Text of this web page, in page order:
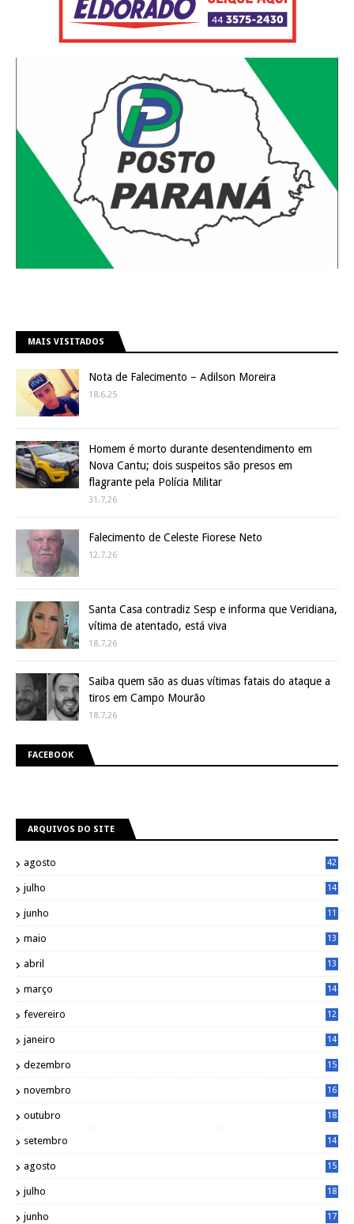
MAIS VISITADOS
Nota de Falecimento – Adilson Moreira
18.6.25
Homem é morto durante desentendimento em
Nova Cantu; dois suspeitos são presos em
flagrante pela Polícia Militar
31.7.26
Falecimento de Celeste Fiorese Neto
12.7.26
Santa Casa contradiz Sesp e informa que Veridiana,
vítima de atentado, está viva
18.7.26
Saiba quem são as duas vítimas fatais do ataque a
tiros em Campo Mourão
18.7.26
FACEBOOK
ARQUIVOS DO SITE
agosto 42
julho
14
junho
11
maio
13
abril
13
março
14
fevereiro
12
janeiro
14
dezembro
15
novembro
16
outubro
18
setembro
14
agosto
15
julho
18
junho
17